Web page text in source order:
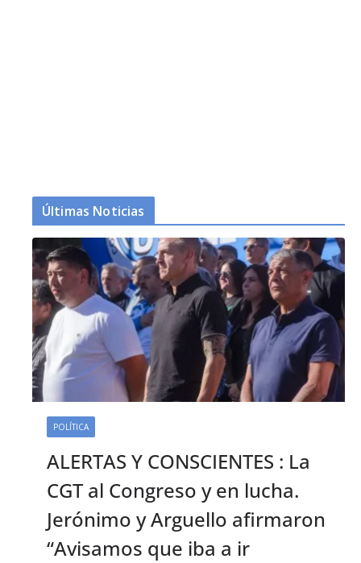
Últimas Noticias
POLÍTICA
ALERTAS Y CONSCIENTES : La
CGT al Congreso y en lucha.
Jerónimo y Arguello afirmaron
“Avisamos que iba a ir